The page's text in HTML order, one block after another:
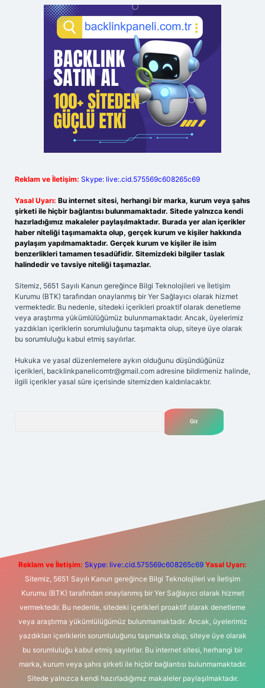
Reklam ve İletişim: Skype: live:.cid.575569c608265c69
Yasal Uyarı: Bu internet sitesi, herhangi bir marka, kurum veya şahıs
şirketi ile hiçbir bağlantısı bulunmamaktadır. Sitede yalnızca kendi
hazırladığımız makaleler paylaşılmaktadır. Burada yer alan içerikler
haber niteliği taşımamakta olup, gerçek kurum ve kişiler hakkında
paylaşım yapılmamaktadır. Gerçek kurum ve kişiler ile isim
benzerlikleri tamamen tesadüfidir. Sitemizdeki bilgiler taslak
halindedir ve tavsiye niteliği taşımazlar.
Sitemiz, 5651 Sayılı Kanun gereğince Bilgi Teknolojileri ve İletişim
Kurumu (BTK) tarafından onaylanmış bir Yer Sağlayıcı olarak hizmet
vermektedir. Bu nedenle, sitedeki içerikleri proaktif olarak denetleme
veya araştırma yükümlülüğümüz bulunmamaktadır. Ancak, üyelerimiz
yazdıkları içeriklerin sorumluluğunu taşımakta olup, siteye üye olarak
bu sorumluluğu kabul etmiş sayılırlar.
Hukuka ve yasal düzenlemelere aykırı olduğunu düşündüğünüz
içerikleri, backlinkpanelicomtr@gmail.com adresine bildirmeniz halinde,
ilgili içerikler yasal süre içerisinde sitemizden kaldırılacaktır.
m elexbet
Reklam ve İletişim: Skype: live:.cid.575569c608265c69 Yasal Uyarı:
Sitemiz, 5651 Sayılı Kanun gereğince Bilgi Teknolojileri ve İletişim
Kurumu (BTK) tarafından onaylanmış bir Yer Sağlayıcı olarak hizmet
vermektedir. Bu nedenle, sitedeki içerikleri proaktif olarak denetleme
veya araştırma yükümlülüğümüz bulunmamaktadır. Ancak, üyelerimiz
yazdıkları içeriklerin sorumluluğunu taşımakta olup, siteye üye olarak
bu sorumluluğu kabul etmiş sayılırlar. Bu internet sitesi, herhangi bir
marka, kurum veya şahıs şirketi ile hiçbir bağlantısı bulunmamaktadır.
Sitede yalnızca kendi hazırladığımız makaleler paylaşılmaktadır.